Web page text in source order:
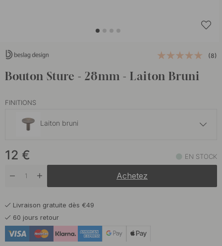
(8)
Bouton Sture - 28mm - Laiton Bruni
FINITIONS
Laiton bruni
En stock
En stock
Noir mat
12 € EN STOCK
Achetez
Livraison gratuite dès €49
60 jours retour